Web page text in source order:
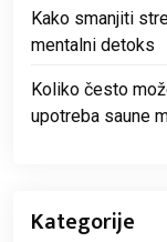
Kako smanjiti
mentalni detoks
Koliko često
upotreba saune
Kategorije